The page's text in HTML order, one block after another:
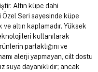
Altın küpe dahi
Seri sayesinde küpe
altın kaplamadır. Yüksek
kullanılarak
parlaklığını ve
alerji yapmayan, cilt dostu
dayanıklıdır; ancak